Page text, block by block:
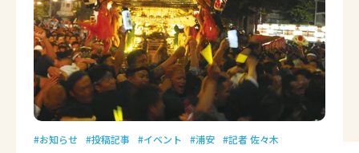
お知らせ 投稿記事 イベント 浦安 記者 佐々木